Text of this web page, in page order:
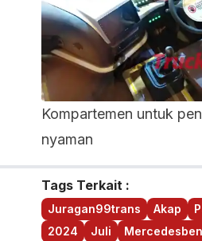
Kompartemen untuk
nyaman
Tags Terkait :
Juragan99trans Akap
2024
Juli